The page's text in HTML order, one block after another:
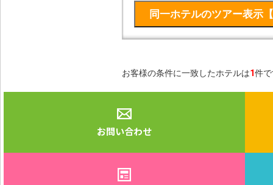
お客様の条件に一致したホテルは1件
お問い合わせ